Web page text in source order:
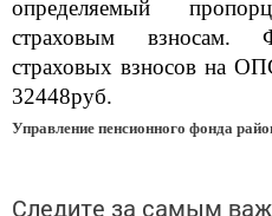
определяемый
страховым взносам.
страховых взносов на
32448руб.
Управление пенсионного фонда
Следите за самым